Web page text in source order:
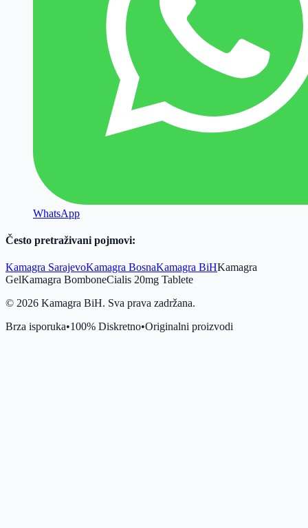
WhatsApp
Često pretraživani pojmovi:
Kamagra SarajevoKamagra BosnaKamagra BiHKamagra
GelKamagra BomboneCialis 20mg Tablete
© 2026 Kamagra BiH. Sva prava zadržana.
Brza isporuka•100% Diskretno•Originalni proizvodi